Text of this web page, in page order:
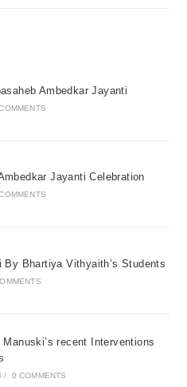
Ambedkar Jayanti
Jayanti Celebration
By Bhartiya Vithyaith’s Students
recent Interventions
/ 0 COMMENTS